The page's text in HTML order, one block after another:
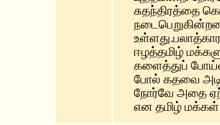
சுதந்திரத்தை
ஈழத்தமிழ்
களைத்துப்
போல் கதவை
நோர்வே அதை
என தமிழ் மக்கள்